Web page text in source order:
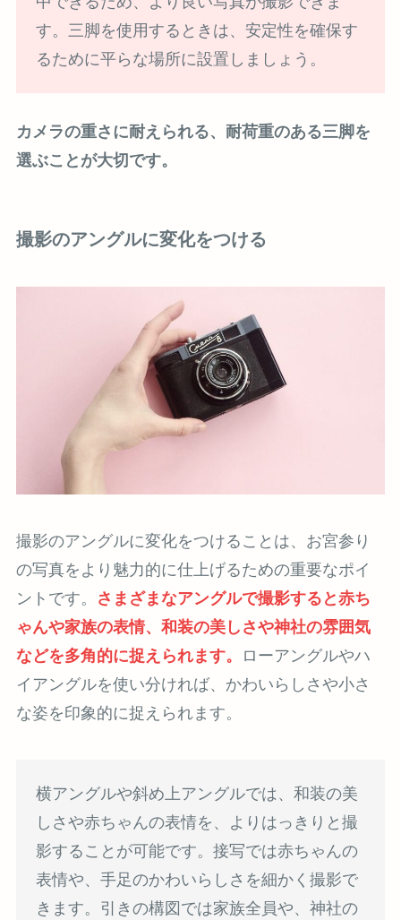
す。三脚を使用するときは、安定性を確保す
るために平らな場所に設置しましょう。
カメラの重さに耐えられる、耐荷重のある三脚を
選ぶことが大切です。
撮影のアングルに変化をつける
撮影のアングルに変化をつけることは、お宮参り
の写真をより魅力的に仕上げるための重要なポイ
ントです。
さまざまなアングルで撮影すると赤ち
ゃんや家族の表情、和装の美しさや神社の雰囲気
などを多角的に捉えられます。
ローアングルやハ
イアングルを使い分ければ、かわいらしさや小さ
な姿を印象的に捉えられます。
横アングルや斜め上アングルでは、和装の美
しさや赤ちゃんの表情を、よりはっきりと撮
影することが可能です。接写では赤ちゃんの
表情や、手足のかわいらしさを細かく撮影で
きます。引きの構図では家族全員や、神社の